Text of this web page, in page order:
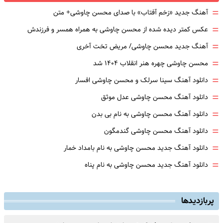
= آهنگ جدید «زخم آفتاب» با صدای محسن چاوشی+ متن
= عکس کمتر دیده شده از محسن چاوشی به همراه همسر و فرزندش
= آهنگ جدید محسن چاوشی/ مریض تخت آخری
= محسن چاوشی چهره هنر انقلاب ۱۴۰۴ شد
= دانلود آهنگ سینا سرلک و محسن چاوشی افسار
= دانلود آهنگ محسن چاوشی عدل موثق
= دانلود آهنگ محسن چاوشی به نام بی بدن
= دانلود آهنگ محسن چاوشی گندمگون
= دانلود آهنگ جدید محسن چاوشی به نام بامداد خمار
= دانلود آهنگ جدید محسن چاوشی به نام پناه
پربازدیدها